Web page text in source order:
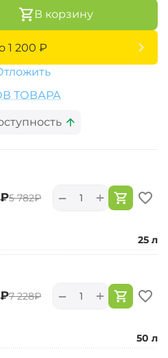
В корзину
1 200 ₽
ТОВАРА
₽‍5 782‍₽ +
−
25 л
₽‍7 228‍₽ +
−
50 л